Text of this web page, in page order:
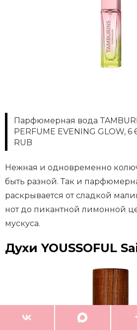
Парфюмерная вода
PERFUME EVENING GLOW, 6
RUB
Нежная и одновременно
быть разной. Так и
раскрывается от сладкой
нот до пикантной лимонной
мускуса.
Духи YOUSSOFUL